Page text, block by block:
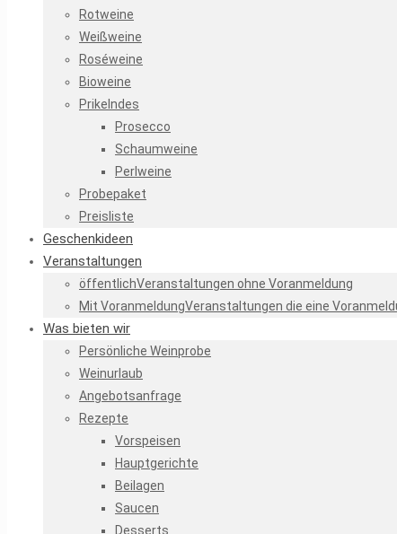
Rotweine
Weißweine
Roséweine
Bioweine
Prikelndes
Prosecco
Schaumweine
Perlweine
Probepaket
Preisliste
Geschenkideen
Veranstaltungen
öffentlichVeranstaltungen ohne Voranmeldung
Mit VoranmeldungVeranstaltungen die eine
Was bieten wir
Persönliche Weinprobe
Weinurlaub
Angebotsanfrage
Rezepte
Vorspeisen
Hauptgerichte
Beilagen
Saucen
Desserts